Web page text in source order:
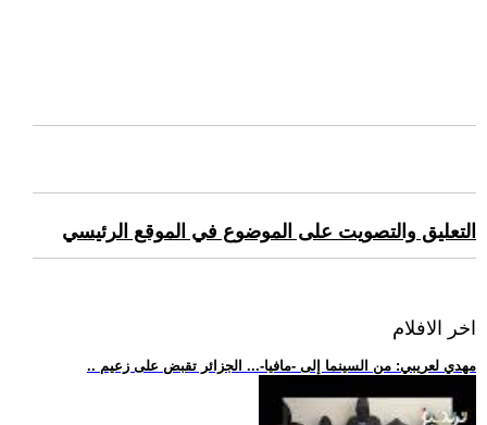
التعليق والتصويت على الموضوع في الموقع الرئيسي
اخر الافلام
.. مهدي لعريبي: من السينما إلى -مافيا-... الجزائر تقبض على زعيم